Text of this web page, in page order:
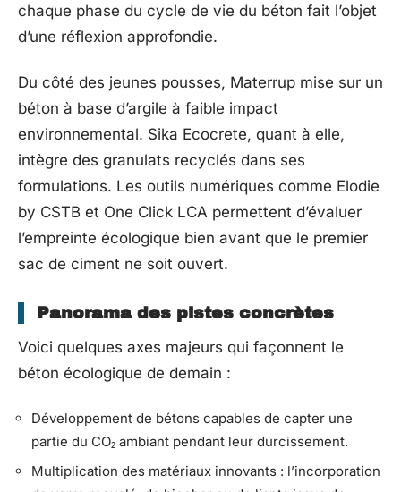
chaque phase du cycle de vie du béton fait l’objet
d’une réflexion approfondie.
Du côté des jeunes pousses, Materrup mise sur un
béton à base d’argile à faible impact
environnemental. Sika Ecocrete, quant à elle,
intègre des granulats recyclés dans ses
formulations. Les outils numériques comme Elodie
by CSTB et One Click LCA permettent d’évaluer
l’empreinte écologique bien avant que le premier
sac de ciment ne soit ouvert.
Panorama des pistes concrètes
Voici quelques axes majeurs qui façonnent le
béton écologique de demain :
Développement de bétons capables de capter une
partie du CO₂ ambiant pendant leur durcissement.
Multiplication des matériaux innovants : l’incorporation